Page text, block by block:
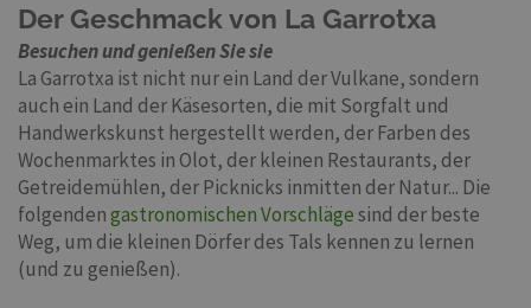
Der Geschmack von La Garrotxa
Besuchen und genießen Sie sie
La Garrotxa ist nicht nur ein Land der Vulkane, sondern
auch ein Land der Käsesorten, die mit Sorgfalt und
Handwerkskunst hergestellt werden, der Farben des
Wochenmarktes in Olot, der kleinen Restaurants, der
Getreidemühlen, der Picknicks inmitten der Natur... Die
folgendengastronomischen Vorschlägesind der beste
Weg, um die kleinen Dörfer des Tals kennen zu lernen
(und zu genießen).